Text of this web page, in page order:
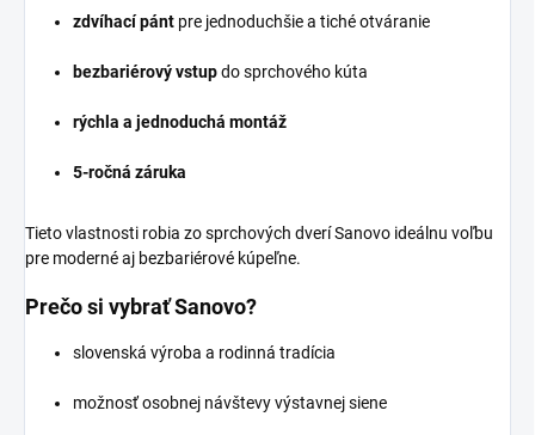
zdvíhací pánt pre jednoduchšie a tiché otváranie
bezbariérový vstupdo sprchového kúta
rýchla a jednoduchá montáž
5-ročná záruka
Tieto vlastnosti robia zo sprchových dverí Sanovo ideálnu voľbu
pre moderné aj bezbariérové kúpeľne.
Prečo si vybrať Sanovo?
slovenská výroba a rodinná tradícia
možnosť osobnej návštevy výstavnej siene